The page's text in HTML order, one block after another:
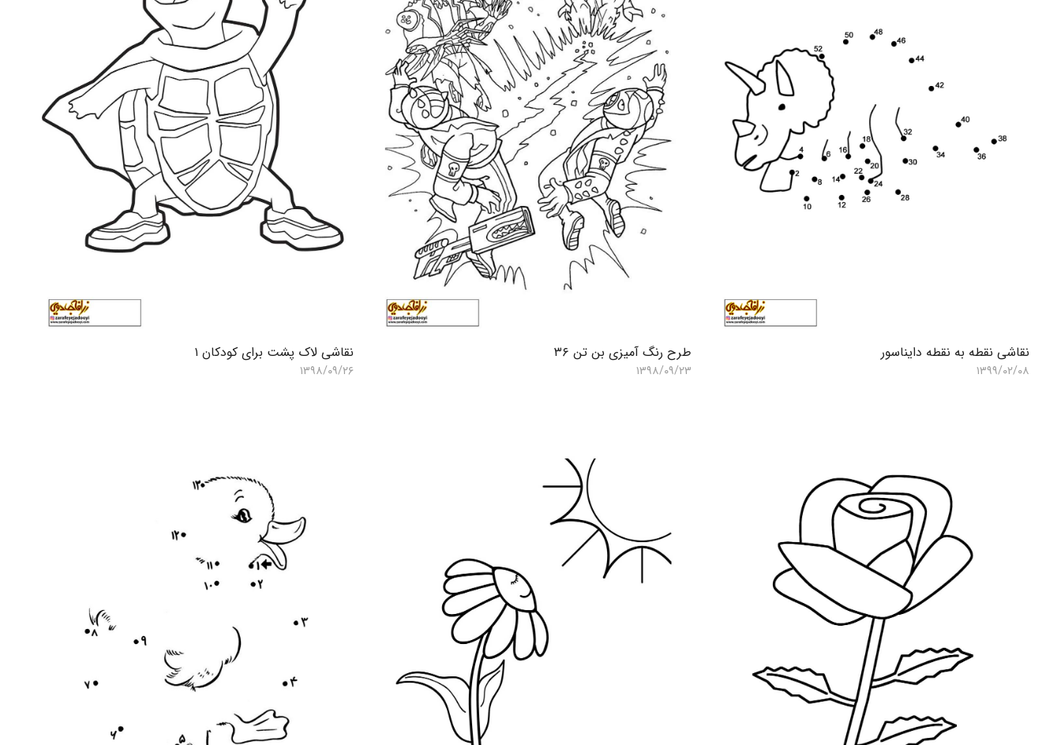
نقاشی نقطه به نقطه دایناسور
۱۳۹۹/۰۲/۰۸
طرح رنگ آمیزی بن تن ۳۶
۱۳۹۸/۰۹/۲۳
نقاشی لاک پشت برای کودکان ۱
۱۳۹۸/۰۹/۲۶